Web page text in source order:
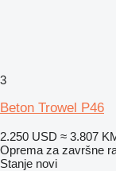
3
Beton Trowel P46
2.250 USD ≈ 3.807
Oprema za završne
Stanje novi